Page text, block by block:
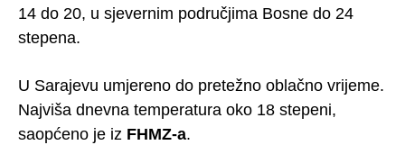
14 do 20, u sjevernim područjima Bosne do 24
stepena.
U Sarajevu umjereno do pretežno oblačno vrijeme.
Najviša dnevna temperatura oko 18 stepeni,
saopćeno je iz FHMZ-a.